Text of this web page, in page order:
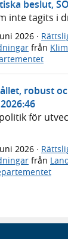
beslut,
inte tagits i
2026 ·
från
robust
för
2026 ·
från